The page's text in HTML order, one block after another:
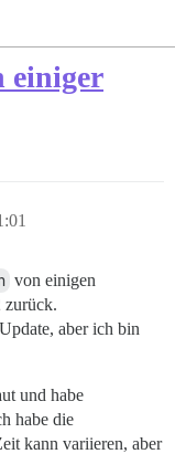
einiger
von einigen
zurück.
aber ich bin
und habe
habe die
kann variieren, aber